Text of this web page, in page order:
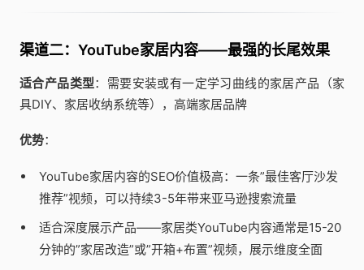
渠道二：YouTube家居内容——最强的长尾效果
适合产品类型：需要安装或有一定学习曲线的家居产品（家
具DIY、家居收纳系统等），高端家居品牌
优势：
YouTube家居内容的SEO价值极高：一条”最佳客厅沙发
推荐”视频，可以持续3-5年带来亚马逊搜索流量
适合深度展示产品——家居类YouTube内容通常是15-20
分钟的”家居改造”或”开箱+布置”视频，展示维度全面